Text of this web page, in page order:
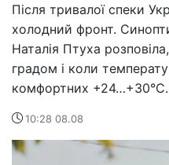
Після тривалої спеки
холодний фронт.
Наталія Птуха
градом і коли
комфортних +24…+30°C.
10:28 08.08